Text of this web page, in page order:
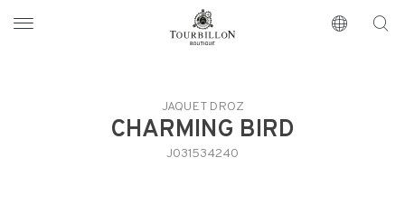
https://www.tourbillon.com/es
JAQUET DROZ
CHARMING BIRD
J031534240